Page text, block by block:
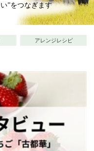
”をつなぎます
アレンジレシピ